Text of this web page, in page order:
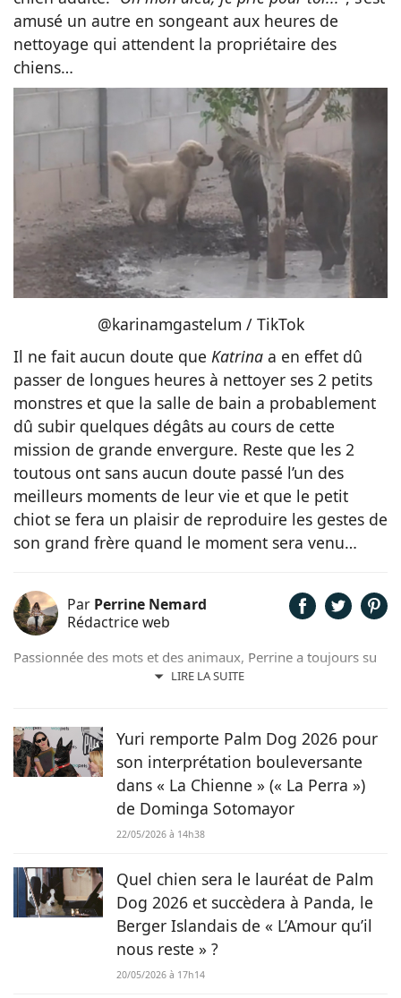
amusé un autre en songeant aux heures de
nettoyage qui attendent la propriétaire des
chiens…
@karinamgastelum / TikTok
Il ne fait aucun doute que Katrina a en effet dû
passer de longues heures à nettoyer ses 2 petits
monstres et que la salle de bain a probablement
dû subir quelques dégâts au cours de cette
mission de grande envergure. Reste que les 2
toutous ont sans aucun doute passé l’un des
meilleurs moments de leur vie et que le petit
chiot se fera un plaisir de reproduire les gestes de
son grand frère quand le moment sera venu…
Par Perrine Nemard
Rédactrice web
LIRE LA SUITE
Passionnée des mots et des animaux, Perrine a toujours su
qu'elle était destinée à travailler en lien avec ces derniers.
poussée à se lancer dans la photographie canine.
Yuri remporte Palm Dog 2026 pour
son interprétation bouleversante
dans « La Chienne » (« La Perra »)
de Dominga Sotomayor
22/05/2026 à 14h38
Quel chien sera le lauréat de Palm
Dog 2026 et succèdera à Panda, le
Berger Islandais de « L’Amour qu’il
nous reste » ?
20/05/2026 à 17h14